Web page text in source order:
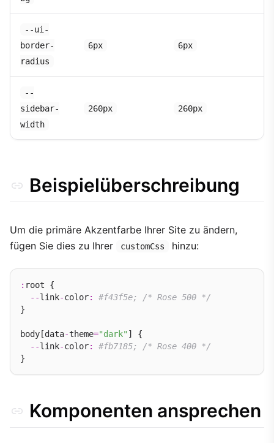
--ui-
border-
radius
6px 6px
--
sidebar-
width
260px 260px
Beispielüberschreibung
Um die primäre Akzentfarbe Ihrer Site zu ändern,
fügen Sie dies zu Ihrer
customCss hinzu:
: root {
--link-color:
#f43f5e; /* Rose 500 */
}
body[data-theme="dark" ] {
--link-color:
#fb7185; /* Rose 400 */
Komponenten ansprechen